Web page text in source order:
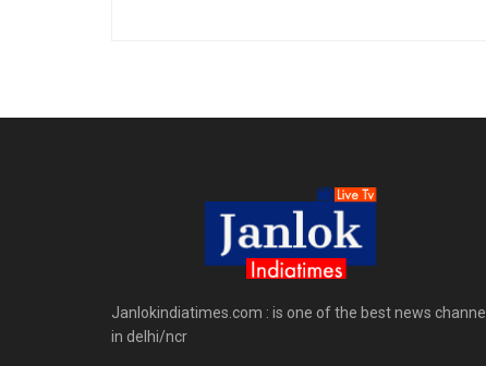
Janlokindiatimes.com : is one of the best news channel
in delhi/ncr